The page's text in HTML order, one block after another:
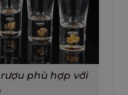
phù hợp với